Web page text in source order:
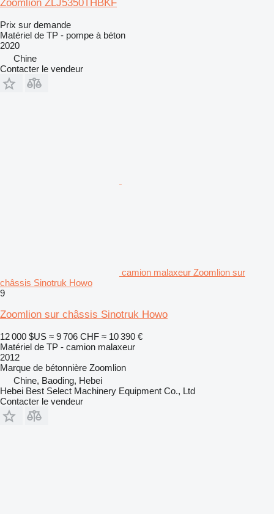
Zoomlion ZLJ5350THBKF
Prix sur demande
Matériel de TP - pompe à béton
2020
Chine
Contacter le vendeur
camion malaxeur Zoomlion sur
châssis Sinotruk Howo
9
Zoomlion sur châssis Sinotruk Howo
12 000 $US ≈ 9 706 CHF ≈ 10 390 €
Matériel de TP - camion malaxeur
2012
Marque de bétonnière Zoomlion
Chine, Baoding, Hebei
Hebei Best Select Machinery Equipment Co., Ltd
Contacter le vendeur